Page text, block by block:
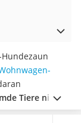
Tiere nicht
erklären.